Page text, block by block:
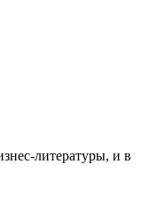
литературы, и в